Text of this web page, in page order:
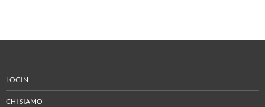
LOGIN
CHI SIAMO